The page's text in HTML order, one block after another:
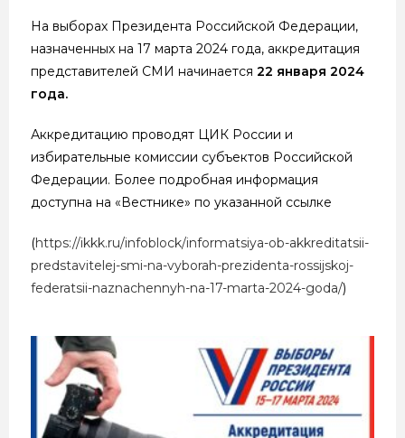
На выборах Президента Российской Федерации,
назначенных на 17 марта 2024 года, аккредитация
представителей СМИ начинается 22 января 2024
года.
Аккредитацию проводят ЦИК России и
избирательные комиссии субъектов Российской
Федерации. Более подробная информация
доступна на «Вестнике» по указанной ссылке
(https://ikkk.ru/infoblock/informatsiya-ob-akkreditatsii-
predstavitelej-smi-na-vyborah-prezidenta-rossijskoj-
federatsii-naznachennyh-na-17-marta-2024-goda/)